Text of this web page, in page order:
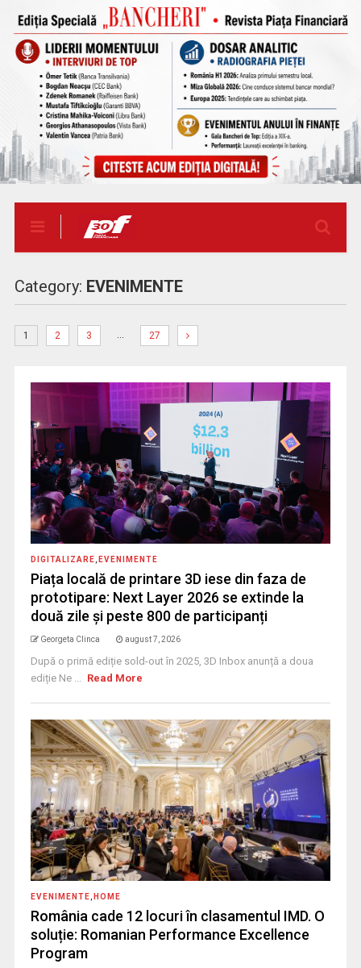
Category: EVENIMENTE
1 2 3 … 27
DIGITALIZARE EVENIMENTE
Piața locală de printare 3D iese din faza de
prototipare: Next Layer 2026 se extinde la
două zile și peste 800 de participanți
Georgeta Clinca august 7, 2026
După o primă ediție sold-out în 2025, 3D Inbox anunță a doua
ediție Ne ... Read More
EVENIMENTE HOME
România cade 12 locuri în clasamentul IMD. O
soluție: Romanian Performance Excellence
Program